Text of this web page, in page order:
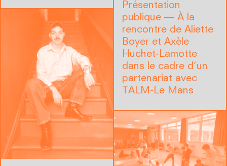
Présentation
publique — À la
rencontre de Aliette
Boyer et Axèle
Huchet-Lamotte
dans le cadre d’un
partenariat avec
TALM-Le Mans